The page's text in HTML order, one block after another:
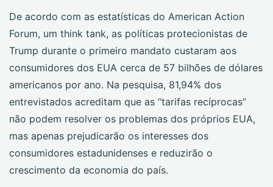
De acordo com as estatísticas do American Action
Forum, um think tank, as políticas protecionistas de
Trump durante o primeiro mandato custaram aos
consumidores dos EUA cerca de 57 bilhões de dólares
americanos por ano. Na pesquisa, 81,94% dos
entrevistados acreditam que as “tarifas recíprocas”
não podem resolver os problemas dos próprios EUA,
mas apenas prejudicarão os interesses dos
consumidores estadunidenses e reduzirão o
crescimento da economia do país.